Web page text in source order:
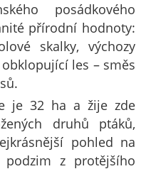
posádkového
přírodní hodnoty:
skalky, výchozy
les – směs
je 32 ha a žije zde
druhů ptáků,
pohled na
z protějšího